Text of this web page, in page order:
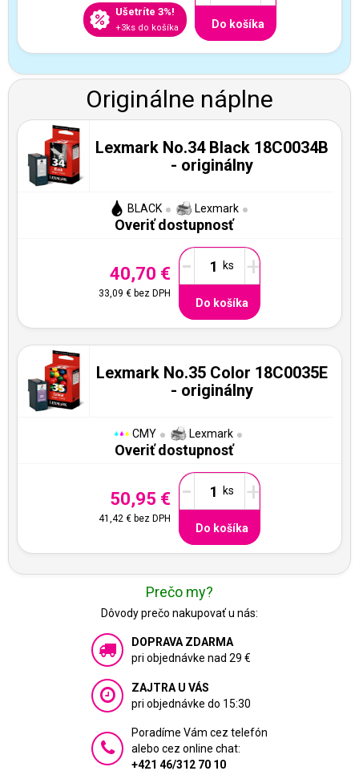
Ušetríte 3%!
+3ks do košíka Do košíka
Originálne náplne
Lexmark No.34 Black 18C0034B
- originálny
BLACK Lexmark
Overiť dostupnosť
40,70 €
33,09 € bez DPH
- +
Do košíka
Lexmark No.35 Color 18C0035E
- originálny
CMY Lexmark
Overiť dostupnosť
50,95 €
41,42 € bez DPH
- +
Do košíka
Prečo my?
Dôvody prečo nakupovať u nás:
DOPRAVA ZDARMA
pri objednávke nad 29 €
ZAJTRA U VÁS
pri objednávke do 15:30
Poradíme Vám cez telefón
alebo cez online chat:
+421 46/312 70 10